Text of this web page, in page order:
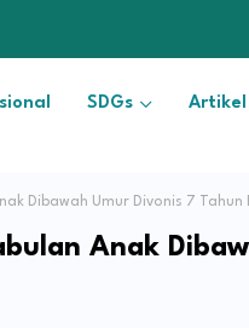
SDGs Artikel
Dibawah Umur Divonis 7 Tahun
Anak